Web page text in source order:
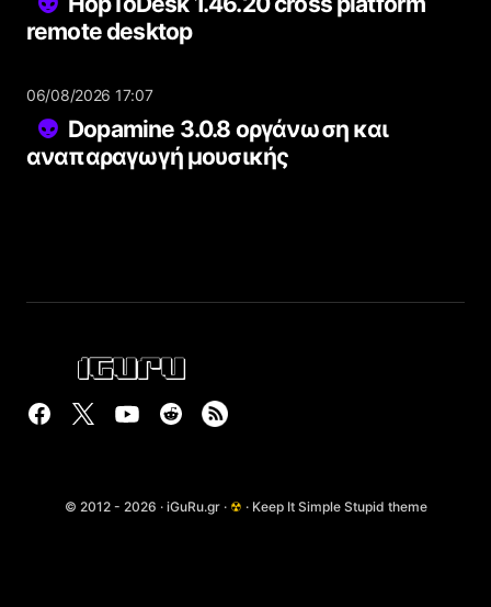
remote desktop
06/08/2026 17:07
Dopamine 3.0.8 οργάνωση και
αναπαραγωγή μουσικής
© 2012 - 2026 · iGuRu.gr · ☢ · Keep It Simple Stupid theme